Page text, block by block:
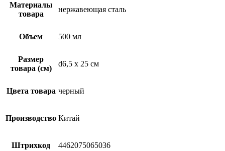
Материалы
товара
нержавеющая cталь
Объем 500 мл
Размер
товара (см)
d6,5 х 25 см
Цвета товара черный
Производство Китай
Штрихкод 4462075065036